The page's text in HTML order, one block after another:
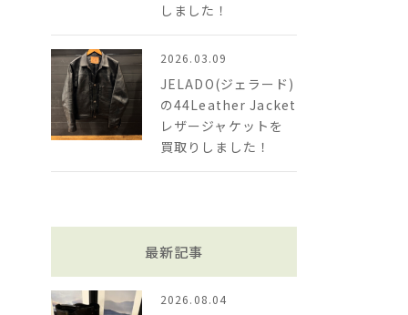
しました！
2026.03.09
JELADO(ジェラード)
の44Leather Jacket
レザージャケットを
買取りしました！
最新記事
2026.08.04